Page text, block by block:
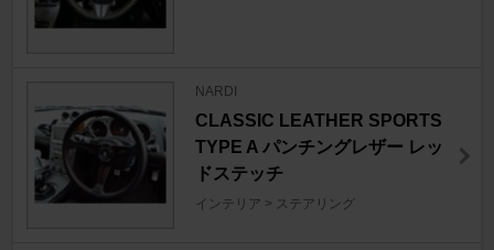
NARDI
CLASSIC LEATHER SPORTS
TYPE A パンチングレザー レッ
ドステッチ
インテリア > ステアリング